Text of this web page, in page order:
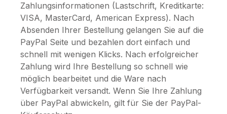
Zahlungsinformationen (Lastschrift, Kreditkarte:
VISA, MasterCard, American Express). Nach
Absenden Ihrer Bestellung gelangen Sie auf die
PayPal Seite und bezahlen dort einfach und
schnell mit wenigen Klicks. Nach erfolgreicher
Zahlung wird Ihre Bestellung so schnell wie
möglich bearbeitet und die Ware nach
Verfügbarkeit versandt. Wenn Sie Ihre Zahlung
über PayPal abwickeln, gilt für Sie der PayPal-